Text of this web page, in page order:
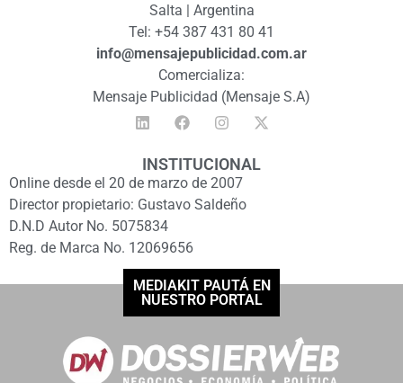
Salta | Argentina
Tel: +54 387 431 80 41
info@mensajepublicidad.com.ar
Comercializa:
Mensaje Publicidad (Mensaje S.A)
INSTITUCIONAL
Online desde el 20 de marzo de 2007
Director propietario: Gustavo Saldeño
D.N.D Autor No. 5075834
Reg. de Marca No. 12069656
MEDIAKIT PAUTÁ EN
NUESTRO PORTAL